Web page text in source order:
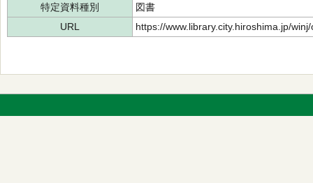
特定資料種別
図書
URL
https://www.library.city.hiroshima.jp/